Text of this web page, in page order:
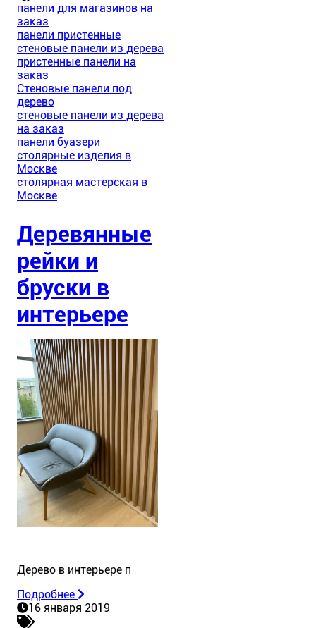
панели для магазинов на
заказ
панели пристенные
стеновые панели из дерева
пристенные панели на
заказ
Стеновые панели под
дерево
стеновые панели из дерева
на заказ
панели буазери
столярные изделия в
Москве
столярная мастерская в
Москве
Деревянные
рейки и
бруски в
интерьере
Дерево в интерьере п
Подробнее
16 января 2019